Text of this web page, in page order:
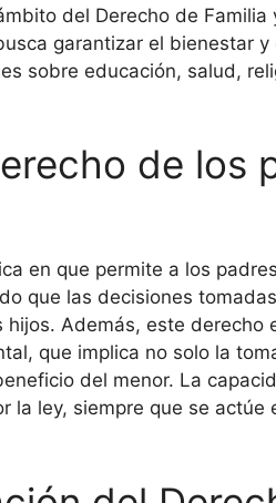
del Derecho de Familia
garantizar el bienestar
sobre educación, salud,
de los
en que permite a los
que las decisiones
Además, este derecho
que implica no solo la
del menor. La
la ley, siempre que se actúe